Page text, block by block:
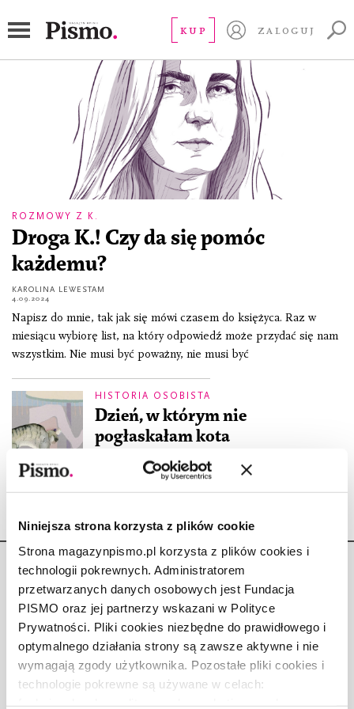
Niniejsza strona korzysta z plików cookie
Strona magazynpismo.pl korzysta z plików cookies i
technologii pokrewnych. Administratorem
przetwarzanych danych osobowych jest Fundacja
PISMO oraz jej partnerzy wskazani w Polityce
Prywatności. Pliki cookies niezbędne do prawidłowego i
optymalnego działania strony są zawsze aktywne i nie
wymagają zgody użytkownika. Pozostałe pliki cookies i
technologie pokrewne są używane w celach:
KUP ZALOGUJ
ROZMOWY Z K.
Droga K.! Czy da się pomóc
każdemu?
KAROLINA LEWESTAM
4.09.2024
Napisz do mnie, tak jak się mówi czasem do księżyca. Raz w
miesiącu wybiorę list, na który odpowiedź może przydać się nam
wszystkim. Nie musi być poważny, nie musi być
HISTORIA OSOBISTA
Dzień, w którym nie
pogłaskałam kota
Copyright © Fundacja Pismo